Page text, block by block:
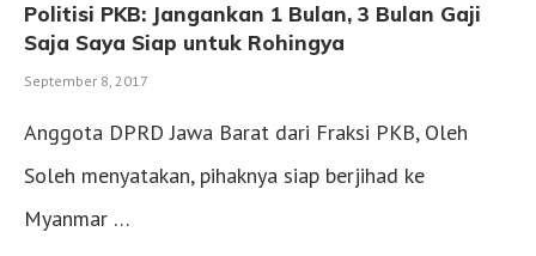
Politisi PKB: Jangankan 1 Bulan, 3 Bulan Gaji
Saja Saya Siap untuk Rohingya
September 8, 2017
Anggota DPRD Jawa Barat dari Fraksi PKB, Oleh
Soleh menyatakan, pihaknya siap berjihad ke
Myanmar …